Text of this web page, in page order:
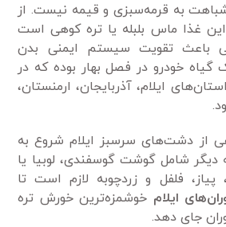
به قرمه‌سبزی و قیمه نیست. از
این غذا ماس بلبله یا تره کوهی است
باعث تقویت سیستم ایمنی بدن
خودرو در فصل بهار بوده که در
ایلام، آذربایجان، ارمنستان،
از دشت‌های سرسبز ایلام شروع به
دیگر شامل گوشت گوسفندی، لوبیا یا
پیاز، فلفل و زردچوبه لازم است تا
ایلام خوشمزه‌ترین خورش تره‌
جای دهد.